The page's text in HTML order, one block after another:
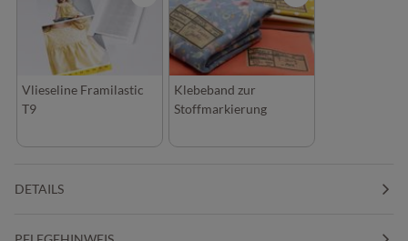
Vlieseline Framilastic
T9
Klebeband zur
Stoffmarkierung
DETAILS